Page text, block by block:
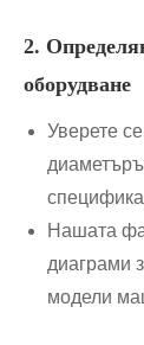
2.
оборудване
Уверете
Нашата
диаграми
модели